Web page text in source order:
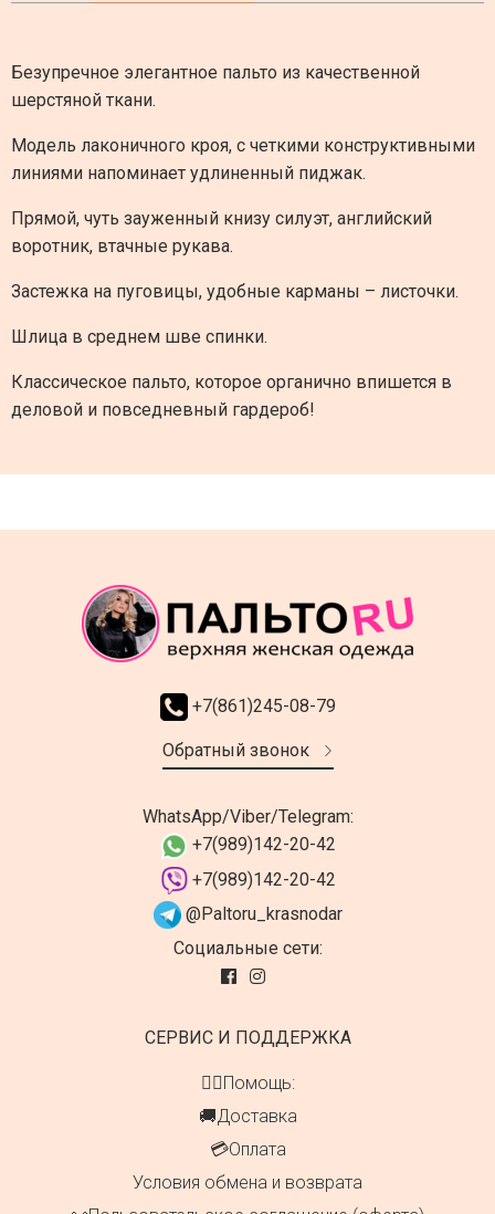
Безупречное элегантное пальто из качественной
шерстяной ткани.
Модель лаконичного кроя, с четкими конструктивными
линиями напоминает удлиненный пиджак.
Прямой, чуть зауженный книзу силуэт, английский
воротник, втачные рукава.
Застежка на пуговицы, удобные карманы – листочки.
Шлица в среднем шве спинки.
Классическое пальто, которое органично впишется в
деловой и повседневный гардероб!
+7(861)245-08-79
Обратный звонок
WhatsApp/Viber/Telegram:
+7(989)142-20-42
+7(989)142-20-42
@Paltoru_krasnodar
Социальные сети:
СЕРВИС И ПОДДЕРЖКА
👍🏻Помощь:
🚚Доставка
💳Оплата
Условия обмена и возврата